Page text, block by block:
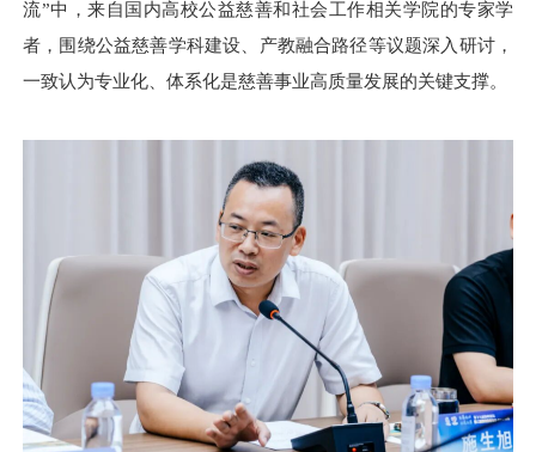
流”中，来自国内高校公益慈善和社会工作相关学院的专家学
者，围绕公益慈善学科建设、产教融合路径等议题深入研讨，
一致认为专业化、体系化是慈善事业高质量发展的关键支撑。